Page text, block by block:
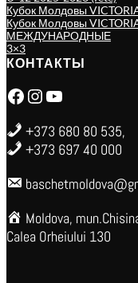
Кубок Молдовы
Кубок Молдовы
МЕЖДУНАРОДНЫЕ
3×3
КОНТАКТЫ
Facebook Instagram YouTube
+373 680 80 535,
+373 697 40 000
Moldova,
Calea Orheiului 130